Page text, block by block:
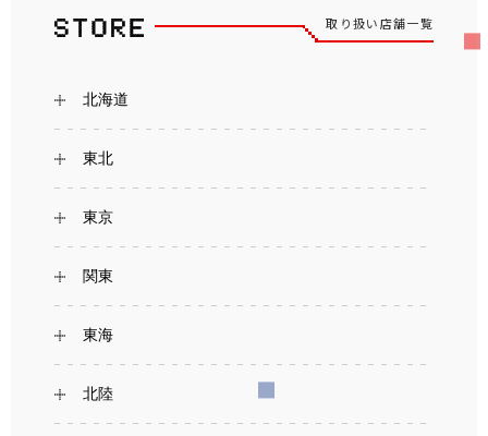
取り扱い店舗一覧
北海道
東北
東京
関東
東海
北陸